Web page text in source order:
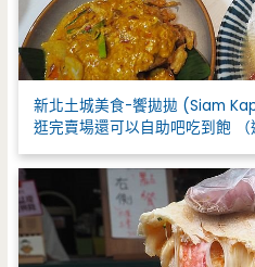
新北土城美食-饗拋拋 (Siam
逛完賣場還可以自助吧吃到飽 （